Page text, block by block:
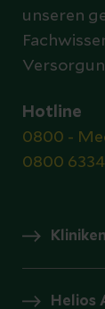
unseren
Hotline
0800 -
0800
Kliniken
Helios